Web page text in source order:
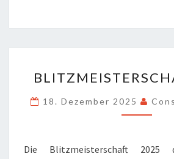
2025
18. Dezember 2025
Die Blitzmeisterschaft 2025